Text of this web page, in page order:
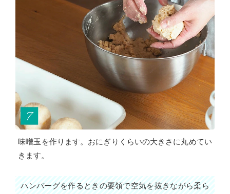
味噌玉を作ります。おにぎりくらいの大きさに丸めてい
きます。
ハンバーグを作るときの要領で空気を抜きながら柔ら